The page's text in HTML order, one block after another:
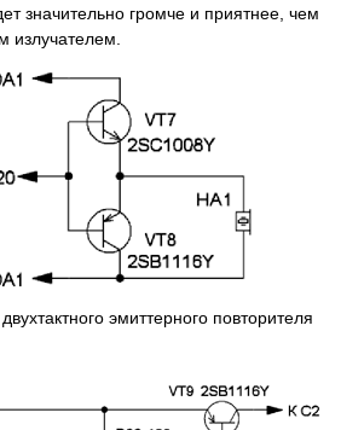
значительно громче и приятнее, чем
излучателем.
эмиттерного повторителя